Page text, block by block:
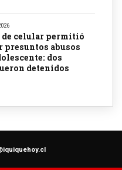
de celular permitió
presuntos abusos
dos
detenidos